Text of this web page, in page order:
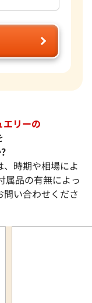
エリーの
時期や相場によ
属品の有無によっ
い合わせくださ